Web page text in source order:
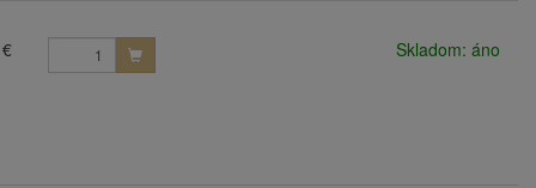
Skladom: áno